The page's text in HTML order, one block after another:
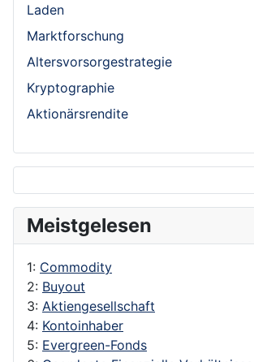
Laden
Marktforschung
Altersvorsorgestrategie
Kryptographie
Aktionärsrendite
Meistgelesen
1: Commodity
2: Buyout
3: Aktiengesellschaft
4: Kontoinhaber
5: Evergreen-Fonds